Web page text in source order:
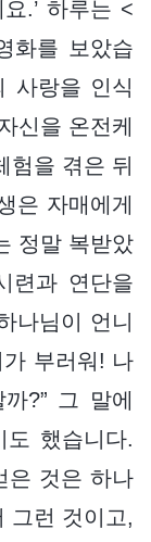
.’ 하루는 <
화를 보았습
사랑을 인식
신을 온전케
험을 겪은 뒤
은 자매에게
정말 복받았
련과 연단을
나님이 언니
부러워! 나
?” 그 말에
했습니다.
은 것은 하나
그런 것이고,